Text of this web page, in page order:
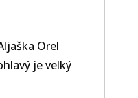
Orel
je velký